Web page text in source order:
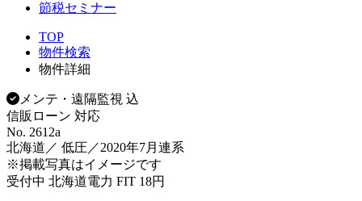
節税セミナー
TOP
物件検索
物件詳細
メンテ・遠隔監視 込
信販ローン 対応
No. 2612a
北海道／ 低圧／2020年7月連系
※掲載写真はイメージです
受付中 北海道電力 FIT 18円